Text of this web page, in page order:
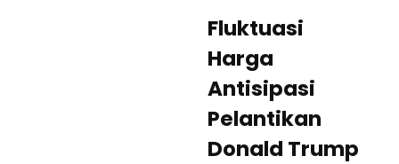
Fluktuasi
Harga
Antisipasi
Pelantikan
Donald Trump